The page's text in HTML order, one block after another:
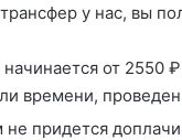
у нас, вы
от 2550
времени,
придется